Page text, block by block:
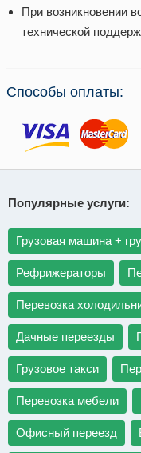
При возникновении
технической
Способы оплаты:
Популярные услуги:
Грузовая машина +
Рефрижераторы
Перевозка
Дачные переезды
Грузовое такси
Перевозка мебели
Офисный переезд